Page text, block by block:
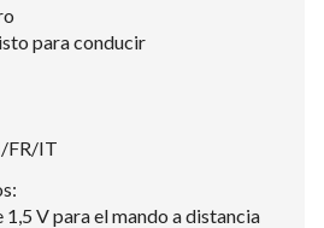
para conducir
FR/IT
V para el mando a distancia